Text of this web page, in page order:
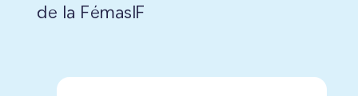
de la FémasIF